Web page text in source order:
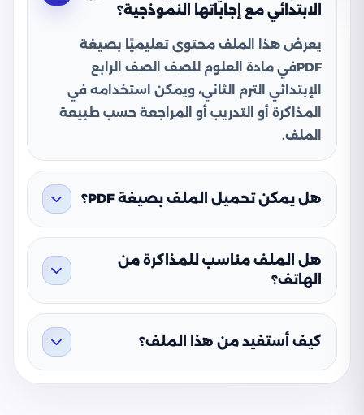
الابتدائي مع إجاباتها النموذجية؟
يعرض هذا الملف محتوى تعليميًا بصيغة
PDFفي مادة العلوم للصف الصف الرابع
الإبتدائي الترم الثاني، ويمكن استخدامه في
المذاكرة أو التدريب أو المراجعة حسب طبيعة
الملف.
هل يمكن تحميل الملف بصيغة PDF؟
هل الملف مناسب للمذاكرة من
الهاتف؟
كيف أستفيد من هذا الملف؟